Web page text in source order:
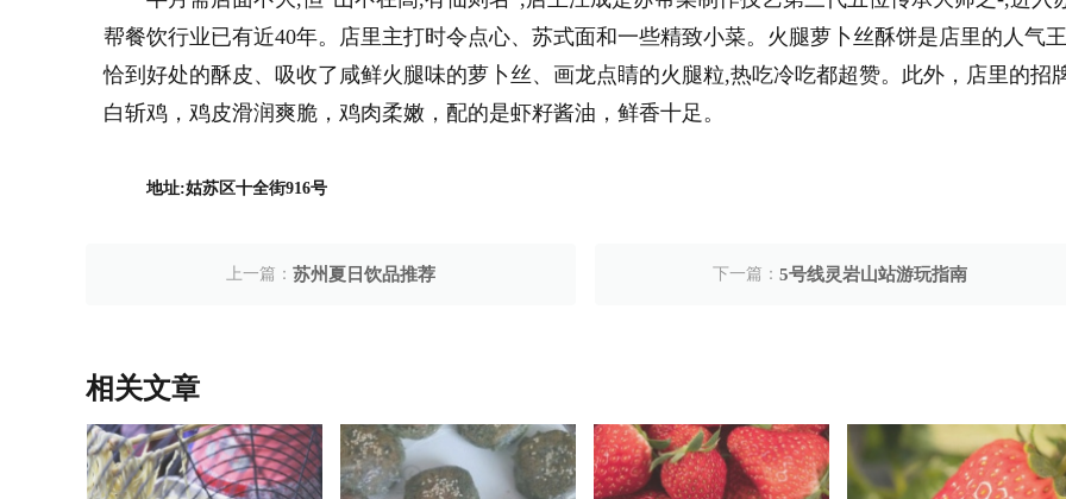
帮餐饮行业已有近40年。店里主打时令点心、苏式面和一些精致小菜。火腿萝卜丝酥饼是店里的人气
恰到好处的酥皮、吸收了咸鲜火腿味的萝卜丝、画龙点睛的火腿粒,热吃冷吃都超赞。此外，店里的招
白斩鸡，鸡皮滑润爽脆，鸡肉柔嫩，配的是虾籽酱油，鲜香十足。
地址:姑苏区十全街916号
上一篇： 苏州夏日饮品推荐 下一篇：5号线灵岩山站游玩指南
相关文章